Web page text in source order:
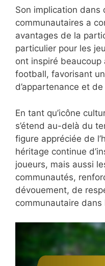
Son implication dans
communautaires a
avantages de la
particulier pour les
ont inspiré beaucoup
football, favorisant
d’appartenance et
En tant qu’icône
s’étend au-delà du
figure appréciée de
héritage continue
joueurs, mais aussi
communautés,
dévouement, de
communautaire dans